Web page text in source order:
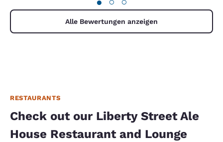
Alle Bewertungen anzeigen
RESTAURANTS
Check out our Liberty Street Ale
House Restaurant and Lounge